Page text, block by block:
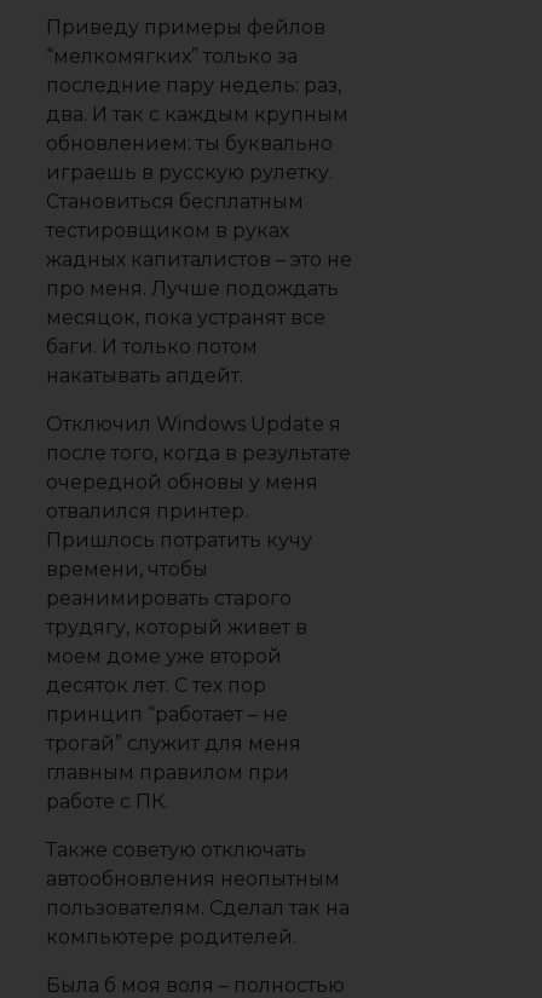
Приведу примеры фейлов
“мелкомягких” только за
последние пару недель: раз,
два. И так с каждым крупным
обновлением: ты буквально
играешь в русскую рулетку.
Становиться бесплатным
тестировщиком в руках
жадных капиталистов – это не
про меня. Лучше подождать
месяцок, пока устранят все
баги. И только потом
накатывать апдейт.
Отключил Windows Update я
после того, когда в результате
очередной обновы у меня
отвалился принтер.
Пришлось потратить кучу
времени, чтобы
реанимировать старого
трудягу, который живет в
моем доме уже второй
десяток лет. С тех пор
принцип “работает – не
трогай” служит для меня
главным правилом при
работе с ПК.
Также советую отключать
автообновления неопытным
пользователям. Сделал так на
компьютере родителей.
Была б моя воля – полностью